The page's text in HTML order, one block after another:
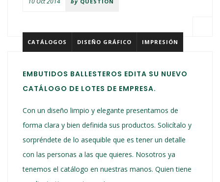
CATÁLOGOS DISEÑO GRÁFICO IMPRESIÓN
EMBUTIDOS BALLESTEROS EDITA SU NUEVO
CATÁLOGO DE LOTES DE EMPRESA.
Con un diseño limpio y elegante presentamos de
forma clara y bien definida sus productos. Solicítalo y
sorpréndete de lo asequible que es tener un detalle
con las personas a las que quieres. Nosotros ya
tenemos el catálogo en nuestras manos. Quien tiene